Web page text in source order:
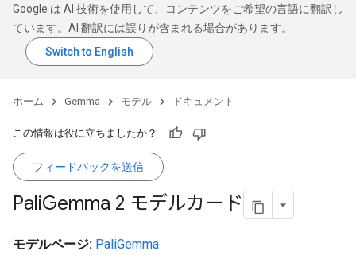
Google は AI 技術を使用して、コンテンツをご希望の言語に翻訳し
ています。AI 翻訳には誤りが含まれる場合があります。
ホーム Gemma モデル ドキュメント
この情報は役に立ちましたか？
フィードバックを送信
PaliGemma 2 モデルカード
モデルページ: PaliGemma